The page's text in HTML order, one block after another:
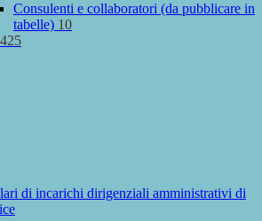
Consulenti e collaboratori (da pubblicare in
tabelle) 10
425
di incarichi dirigenziali amministrativi di